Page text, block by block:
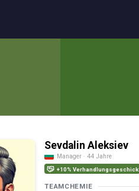
Sevdalin Aleksiev
Manager · 44 Jahre
+10% Verhandlungsgeschick
TEAMCHEMIE